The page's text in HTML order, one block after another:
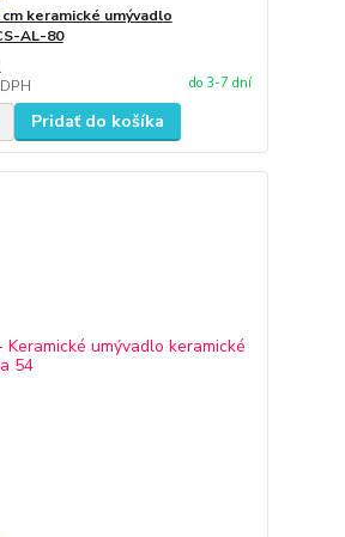
keramické umývadlo
AL-80
do 3-7 dní
Pridať do košíka